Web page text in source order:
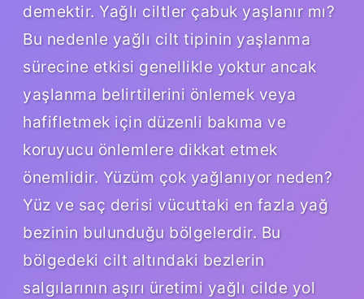
demektir. Yağlı ciltler çabuk yaşlanır mı?
Bu nedenle yağlı cilt tipinin yaşlanma
sürecine etkisi genellikle yoktur ancak
yaşlanma belirtilerini önlemek veya
hafifletmek için düzenli bakıma ve
koruyucu önlemlere dikkat etmek
önemlidir. Yüzüm çok yağlanıyor neden?
Yüz ve saç derisi vücuttaki en fazla yağ
bezinin bulunduğu bölgelerdir. Bu
bölgedeki cilt altındaki bezlerin
salgılarının aşırı üretimi yağlı cilde yol